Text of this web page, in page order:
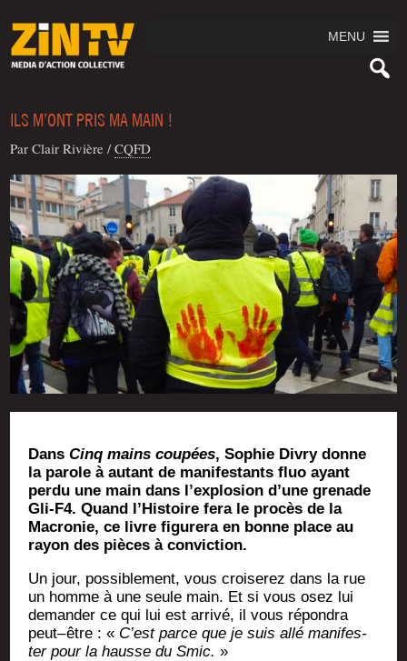
MENU
ILS M’ONT PRIS MA MAIN !
Par Clair Rivière /CQFD
DansCinq mains cou­pées, Sophie Divry donne
la parole à autant de mani­fes­tants fluo ayant
per­du une main dans l’explosion d’une gre­nade
Gli-F4. Quand l’Histoire fera le pro­cès de la
Macro­nie, ce livre figu­re­ra en bonne place au
rayon des pièces à conviction.
Un jour, pos­si­ble­ment, vous croi­se­rez dans la rue
un homme à une seule main. Et si vous osez lui
deman­der ce qui lui est arri­vé, il vous répon­dra
peut– être : « C’est parce que je suis allé mani­fes­
ter pour la hausse du Smic. »